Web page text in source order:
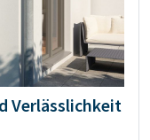
Verlässlichkeit